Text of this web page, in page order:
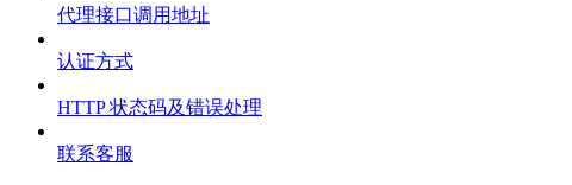
代理接口调用地址
认证方式
HTTP 状态码及错误处理
联系客服